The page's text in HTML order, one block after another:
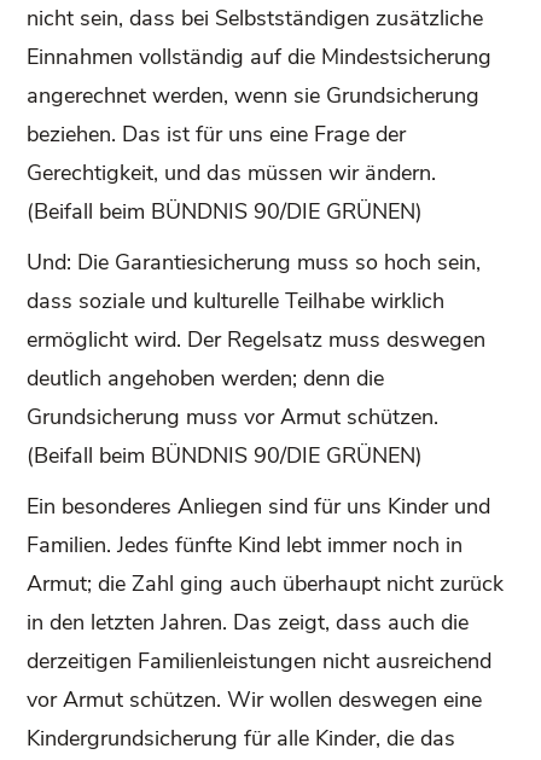
nicht sein, dass bei Selbstständigen zusätzliche
Einnahmen vollständig auf die Mindestsicherung
angerechnet werden, wenn sie Grundsicherung
beziehen. Das ist für uns eine Frage der
Gerechtigkeit, und das müssen wir ändern.
(Beifall beim BÜNDNIS 90/DIE GRÜNEN)
Und: Die Garantiesicherung muss so hoch sein,
dass soziale und kulturelle Teilhabe wirklich
ermöglicht wird. Der Regelsatz muss deswegen
deutlich angehoben werden; denn die
Grundsicherung muss vor Armut schützen.
(Beifall beim BÜNDNIS 90/DIE GRÜNEN)
Ein besonderes Anliegen sind für uns Kinder und
Familien. Jedes fünfte Kind lebt immer noch in
Armut; die Zahl ging auch überhaupt nicht zurück
in den letzten Jahren. Das zeigt, dass auch die
derzeitigen Familienleistungen nicht ausreichend
vor Armut schützen. Wir wollen deswegen eine
Kindergrundsicherung für alle Kinder, die das